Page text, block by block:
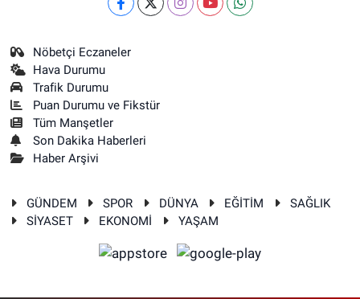
Nöbetçi Eczaneler
Hava Durumu
Trafik Durumu
Puan Durumu ve Fikstür
Tüm Manşetler
Son Dakika Haberleri
Haber Arşivi
GÜNDEM SPOR DÜNYA EĞİTİM
SAĞLIK
SİYASET
EKONOMİ YAŞAM